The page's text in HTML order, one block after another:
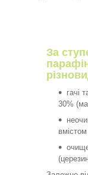
За
гачі
30%